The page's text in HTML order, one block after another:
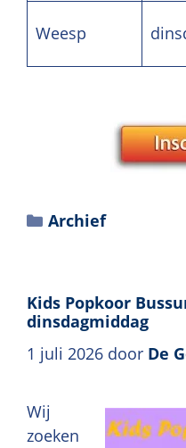
Weesp
Archief
Kids Popkoor
dinsdagmiddag
1 juli 2026 door De
Wij
zoeken